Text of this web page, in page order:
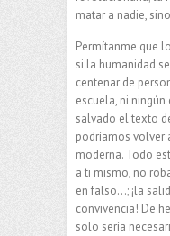
matar a nadie,
Permítanme que
si la humanidad
centenar de
escuela, ni
salvado el texto
podríamos volver
moderna. Todo
a ti mismo, no
en falso…; ¡la
convivencia! De
solo sería